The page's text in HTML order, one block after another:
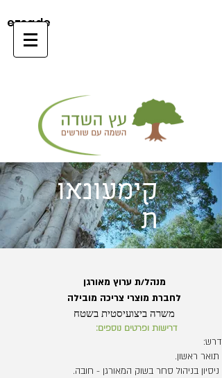
ezsade
קימעונאו
ת
מנהל/ת ערוץ מאורגן
לחברת מוצרי צריכה מובילה
משרה ביצועיסטית בשטח
דרישות ופרטים נוספים:
נדרש:
- תואר ראשון.
- ניסיון בניהול סחר בשוק המאורגן - חובה.